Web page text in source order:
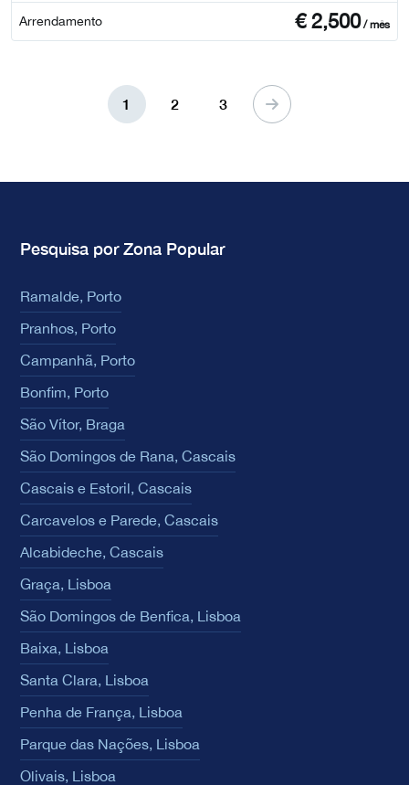
Arrendamento €2,500/ mês
1 2 3
Pesquisa por Zona Popular
Ramalde, Porto
Pranhos, Porto
Campanhã, Porto
Bonfim, Porto
São Vítor, Braga
São Domingos de Rana, Cascais
Cascais e Estoril, Cascais
Carcavelos e Parede, Cascais
Alcabideche, Cascais
Graça, Lisboa
São Domingos de Benfica, Lisboa
Baixa, Lisboa
Santa Clara, Lisboa
Penha de França, Lisboa
Parque das Nações, Lisboa
Olivais, Lisboa